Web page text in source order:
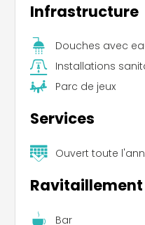
Infrastructure
Douches avec
Installations
Parc de jeux
Services
Ouvert toute
Ravitaillement
Bar